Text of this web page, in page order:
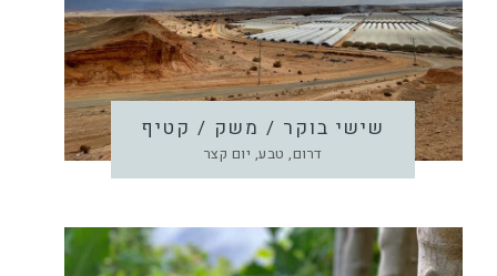
שישי בוקר / משק / קטיף
דרום, טבע, יום קצר